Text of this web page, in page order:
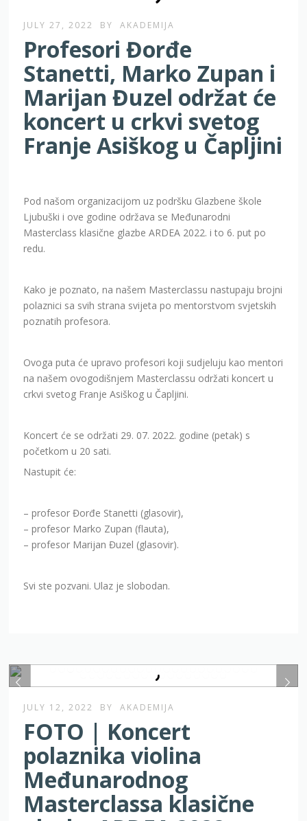
JULY 27, 2022 BY AKADEMIJA
Profesori Đorđe
Stanetti, Marko Zupan i
Marijan Đuzel održat će
koncert u crkvi svetog
Franje Asiškog u Čapljini
Pod našom organizacijom uz podršku Glazbene škole
Ljubuški i ove godine održava se Međunarodni
Masterclass klasične glazbe ARDEA 2022. i to 6. put po
redu.
Kako je poznato, na našem Masterclassu nastupaju brojni
polaznici sa svih strana svijeta po mentorstvom svjetskih
poznatih profesora.
Ovoga puta će upravo profesori koji sudjeluju kao mentori
na našem ovogodišnjem Masterclassu održati koncert u
crkvi svetog Franje Asiškog u Čapljini.
Koncert će se održati 29. 07. 2022. godine (petak) s
početkom u 20 sati.
Nastupit će:
– profesor Đorđe Stanetti (glasovir),
– profesor Marko Zupan (flauta),
– profesor Marijan Đuzel (glasovir).
Svi ste pozvani. Ulaz je slobodan.
JULY 12, 2022 BY AKADEMIJA
FOTO | Koncert
polaznika violina
Međunarodnog
Masterclassa klasične
glazbe ARDEA 2022